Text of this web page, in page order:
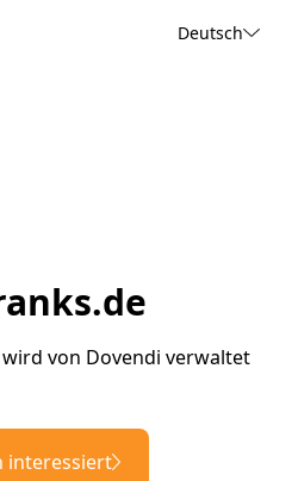
Deutsch
von Dovendi verwaltet
interessiert